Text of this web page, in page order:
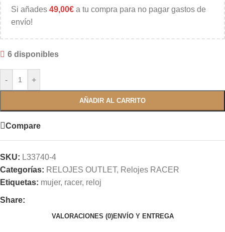
Si añades 49,00€ a tu compra para no pagar gastos de
envío!
6 disponibles
- +
AÑADIR AL CARRITO
Compare
SKU: L33740-4
Categorías: RELOJES OUTLET, Relojes RACER
Etiquetas: mujer, racer, reloj
Share:
VALORACIONES (0)ENVÍO Y ENTREGA